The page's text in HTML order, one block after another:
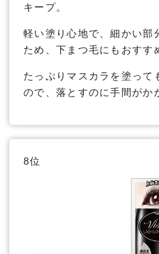
キープ。
軽い塗り心地で、細かい部
ため、下まつ毛にもおすす
たっぷりマスカラを塗って
ので、落とすのに手間がか
8位